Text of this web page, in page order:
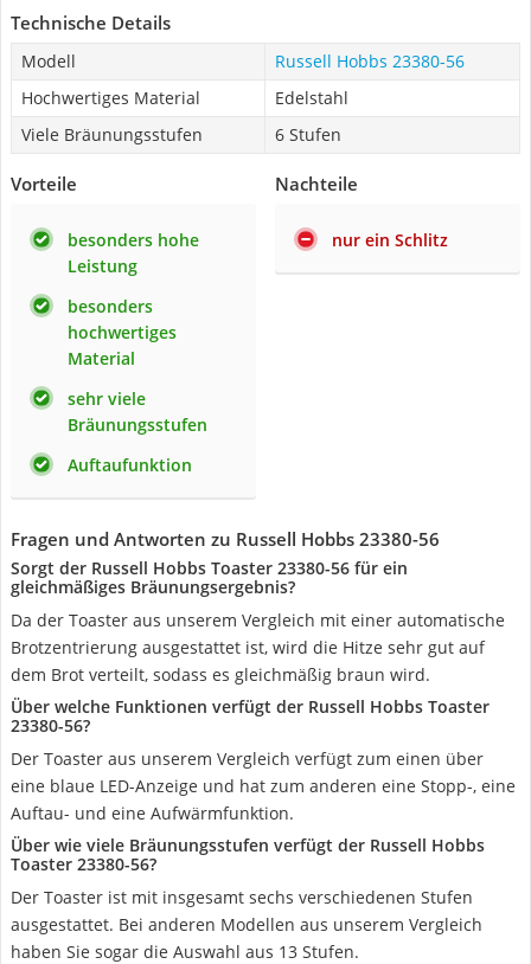
Technische Details
Modell
Russell Hobbs 23380-56
Hochwertiges Material
Edelstahl
Viele Bräunungsstufen
6 Stufen
Vorteile
besonders hohe
Leistung
besonders
hochwertiges
Material
sehr viele
Bräunungsstufen
Auftaufunktion
Nachteile
nur ein Schlitz
Fragen und Antworten zu Russell Hobbs 23380-56
Sorgt der Russell Hobbs Toaster 23380-56 für ein
gleichmäßiges Bräunungsergebnis?
Da der Toaster aus unserem Vergleich mit einer automatische
Brotzentrierung ausgestattet ist, wird die Hitze sehr gut auf
dem Brot verteilt, sodass es gleichmäßig braun wird.
Über welche Funktionen verfügt der Russell Hobbs Toaster
23380-56?
Der Toaster aus unserem Vergleich verfügt zum einen über
eine blaue LED-Anzeige und hat zum anderen eine Stopp-, eine
Auftau- und eine Aufwärmfunktion.
Über wie viele Bräunungsstufen verfügt der Russell Hobbs
Toaster 23380-56?
Der Toaster ist mit insgesamt sechs verschiedenen Stufen
ausgestattet. Bei anderen Modellen aus unserem Vergleich
haben Sie sogar die Auswahl aus 13 Stufen.